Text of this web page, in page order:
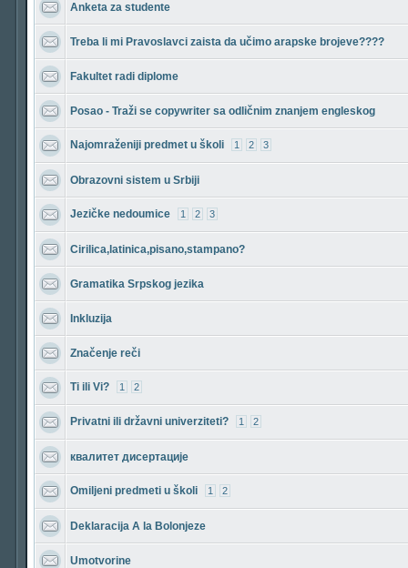
Anketa za studente
Treba li mi Pravoslavci zaista da učimo arapske brojeve????
Fakultet radi diplome
Posao - Traži se copywriter sa odličnim znanjem engleskog
Najomraženiji predmet u školi 1 2 3
Obrazovni sistem u Srbiji
Jezičke nedoumice 1 2 3
Cirilica,latinica,pisano,stampano?
Gramatika Srpskog jezika
Inkluzija
Značenje reči
Ti ili Vi? 1 2
Privatni ili državni univerziteti? 1 2
квалитет дисертације
Omiljeni predmeti u školi 1 2
Deklaracija A la Bolonjeze
Umotvorine